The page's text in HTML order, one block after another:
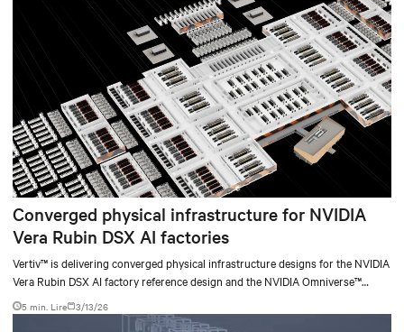
Converged physical infrastructure for NVIDIA
Vera Rubin DSX AI factories
Vertiv™ is delivering converged physical infrastructure designs for the NVIDIA
Vera Rubin DSX AI factory reference design and the NVIDIA Omniverse™
digital twin blueprint.
5 min. Lire 3/13/26